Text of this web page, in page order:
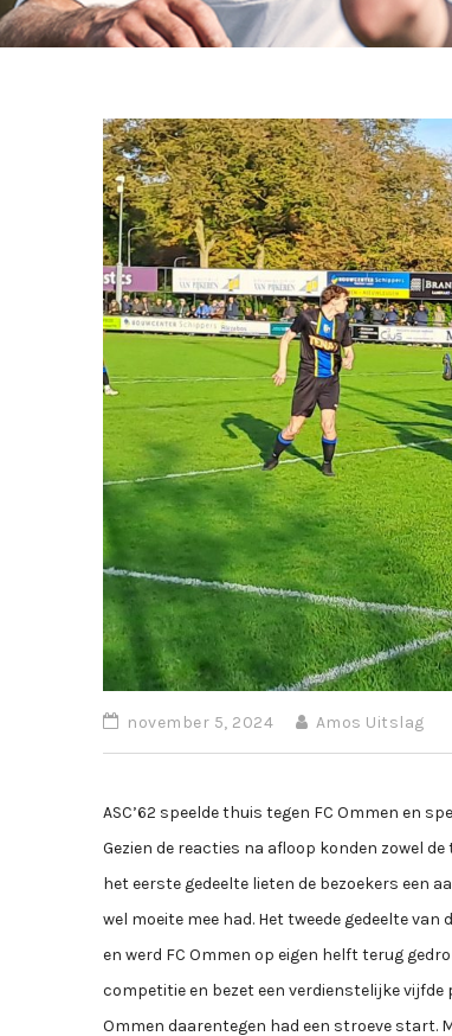
november 5, 2024 Amos Uitslag
ASC’62 speelde thuis tegen FC Ommen en
Gezien de reacties na afloop konden zowel
het eerste gedeelte lieten de bezoekers een
wel moeite mee had. Het tweede gedeelte
en werd FC Ommen op eigen helft terug
competitie en bezet een verdienstelijke
Ommen daarentegen had een stroeve start.